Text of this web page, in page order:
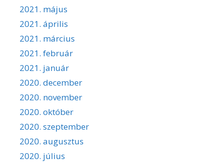
2021. május
2021. április
2021. március
2021. február
2021. január
2020. december
2020. november
2020. október
2020. szeptember
2020. augusztus
2020. július